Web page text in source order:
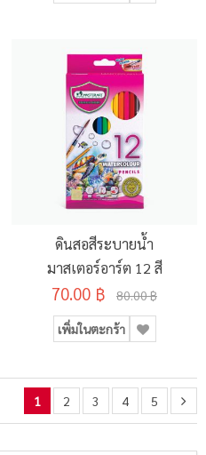
ดินสอสีระบายน้ำ
มาสเตอร์อาร์ต 12 สี
70.00 ฿ 80.00 ฿
เพิ่มในตะกร้า
1 2 3 4 5